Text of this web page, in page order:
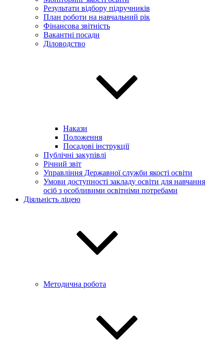
Результати відбору підручників
План роботи на навчальний рік
Фінансова звітність
Вакантні посади
Діловодство
Накази
Положення
Посадові інструкції
Публічні закупівлі
Річний звіт
Управління Державної служби якості освіти
Умови доступності закладу освіти для навчання
осіб з особливими освітніми потребами
Діяльність ліцею
Методична робота